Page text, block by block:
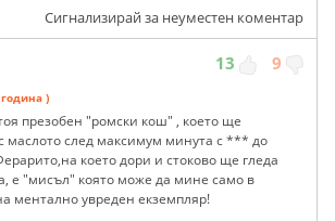
Сигнализирай за неуместен коментар
13 9
)
презобен "ромски кош" , което ще
маслото след максимум минута с *** до
което дори и стоково ще гледа
е "мисъл" която може да мине само в
ментално увреден екземпляр!